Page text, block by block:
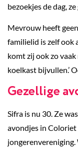
bezoekjes de dag,
Mevrouw heeft
familielid is zelf ook
komt zij ook zo
koelkast bijvullen.’
Gezellige
Sifra is nu 30. Ze
avondjes in Coloriet
jongerenvereniging.